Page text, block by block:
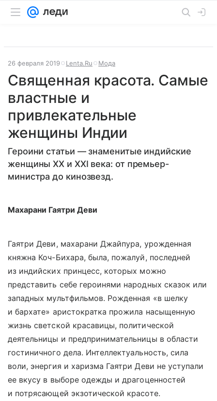
26 февраля 2019 Lenta.Ru Мода
Священная красота. Самые
властные и
привлекательные
женщины Индии
Героини статьи — знаменитые индийские
женщины XX и XXI века: от премьер-
министра до кинозвезд.
Махарани Гаятри Деви
Гаятри Деви, махарани Джайпура, урожденная
княжна Коч-Бихара, была, пожалуй, последней
из индийских принцесс, которых можно
представить себе героинями народных сказок или
западных мультфильмов. Рожденная «в шелку
и бархате» аристократка прожила насыщенную
жизнь светской красавицы, политической
деятельницы и предпринимательницы в области
гостиничного дела. Интеллектуальность, сила
воли, энергия и харизма Гаятри Деви не уступали
ее вкусу в выборе одежды и драгоценностей
и потрясающей экзотической красоте.